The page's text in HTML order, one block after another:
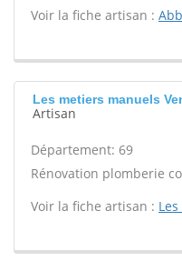
Voir la fiche artisan :
Les metiers manuels
Artisan
Département: 69
Rénovation plomberie
Voir la fiche artisan :